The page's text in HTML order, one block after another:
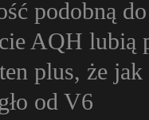
podobną
AQH lubią
plus, że
od V6